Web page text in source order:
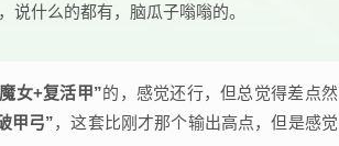
什么的都有，脑瓜子嗡嗡的。
女+复活甲”的，感觉还行，但总觉得差点然
甲弓”，这套比刚才那个输出高点，但是感觉